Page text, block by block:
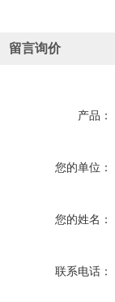
留言询价
产品：
您的单位：
您的姓名：
联系电话：